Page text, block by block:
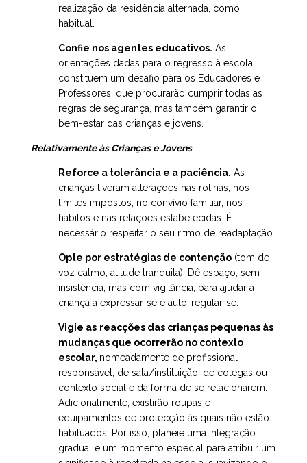
realização da residência alternada, como
habitual.
Confie nos agentes educativos. As
orientações dadas para o regresso à escola
constituem um desafio para os Educadores e
Professores, que procurarão cumprir todas as
regras de segurança, mas também garantir o
bem-estar das crianças e jovens.
Relativamente às Crianças e Jovens
Reforce a tolerância e a paciência. As
crianças tiveram alterações nas rotinas, nos
limites impostos, no convívio familiar, nos
hábitos e nas relações estabelecidas. É
necessário respeitar o seu ritmo de readaptação.
Opte por estratégias de contenção (tom de
voz calmo, atitude tranquila). Dê espaço, sem
insistência, mas com vigilância, para ajudar a
criança a expressar-se e auto-regular-se.
Vigie as reacções das crianças pequenas às
mudanças que ocorrerão no contexto
escolar, nomeadamente de profissional
responsável, de sala/instituição, de colegas ou
contexto social e da forma de se relacionarem.
Adicionalmente, existirão roupas e
equipamentos de protecção às quais não estão
habituados. Por isso, planeie uma integração
gradual e um momento especial para atribuir um